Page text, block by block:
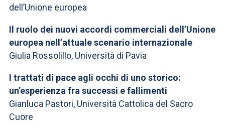
dell’Unione europea
Il ruolo dei nuovi accordi commerciali dell’Unione
europea nell’attuale scenario internazionale
Giulia Rossolillo, Università di Pavia
I trattati di pace agli occhi di uno storico:
un’esperienza fra successi e fallimenti
Gianluca Pastori, Università Cattolica del Sacro
Cuore